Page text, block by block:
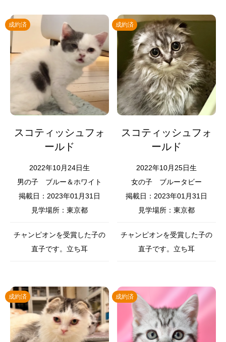
成約済
スコティッシュフォ
ールド
2022年10月24日生
男の子
ブルー＆ホワイト
掲載日：2023年01月31日
見学場所：東京都
チャンピオンを受賞した子の
直子です。立ち耳
成約済
スコティッシュフォ
ールド
2022年10月25日生
女の子
ブルータビー
掲載日：2023年01月31日
見学場所：東京都
チャンピオンを受賞した子の
直子です。立ち耳
成約済 成約済